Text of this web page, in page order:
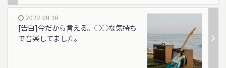
2022.09.16
[告白]今だから言える。○○な気持ち
で音楽してました。